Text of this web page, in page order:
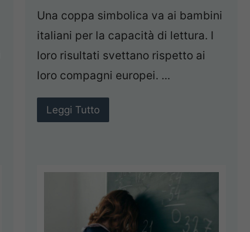
Una coppa simbolica va ai bambini
italiani per la capacità di lettura. I
loro risultati svettano rispetto ai
loro compagni europei. ...
Leggi Tutto